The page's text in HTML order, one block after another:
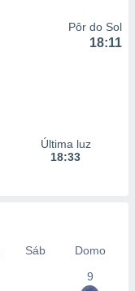
Pôr do Sol
18:11
Última luz
18:33
Sáb
Domo
9